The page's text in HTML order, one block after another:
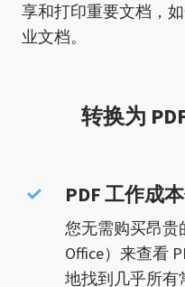
享和打印重要文档，
业文档。
转换为
PDF 工作成本
您无需购买昂贵
Office）来查看
地找到几乎所有